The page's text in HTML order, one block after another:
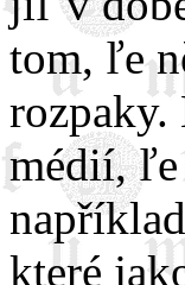
tom, ľe
rozpaky.
médií, ľe
které